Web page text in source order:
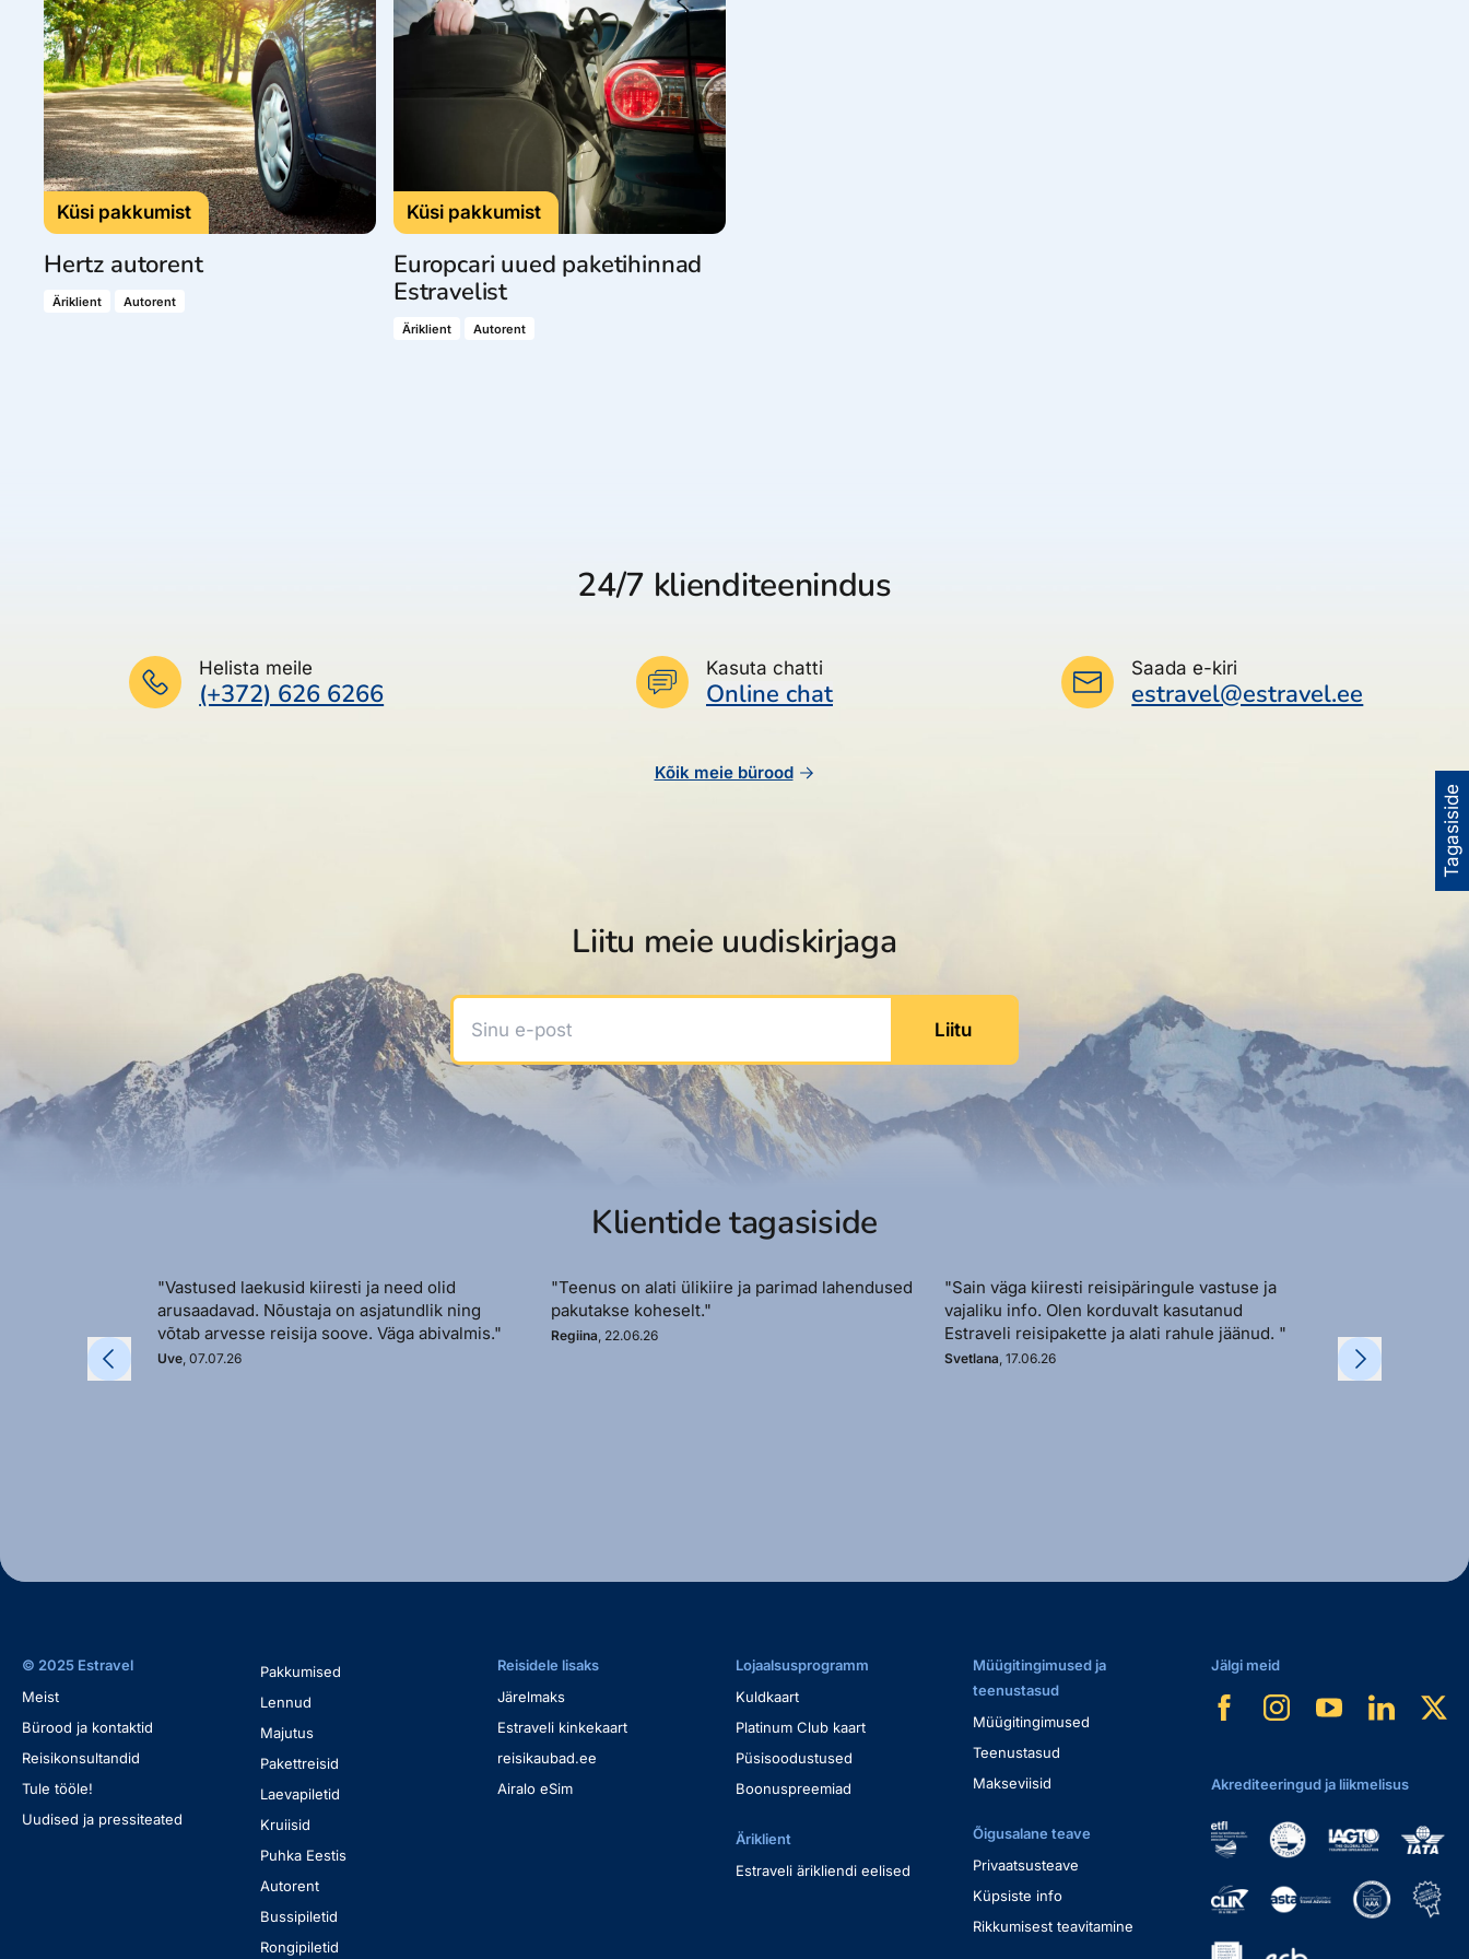
Airalo eSIM
Reisija meelespea
Platinum Club
Püsisoodustused
Boonuspunktid
Ettevõttest, kontaktid, reisikonsultandi teenus, tule tööle, uudised...
Ettevõttest
Kontaktid
Reisikonsultandi teenus
Tule tööle
Uudised
Tagasiside
Küsi pakkumist
Hertz autorent
Äriklient Autorent
Küsi pakkumist
Europcari uued paketihinnad
Estravelist
Äriklient Autorent
24/7 klienditeenindus
Helista meile
(+372) 626 6266
Kasuta chatti
Online chat
Saada e-kiri
estravel@estravel.ee
Kõik meie bürood
Liitu meie uudiskirjaga
Sinu e-post
Liitu
Klientide tagasiside
"Vastused laekusid kiiresti ja need olid
arusaadavad. Nõustaja on asjatundlik ning
võtab arvesse reisija soove. Väga abivalmis."
Uve, 07.07.26
"Teenus on alati ülikiire ja parimad lahendused
pakutakse koheselt."
Regiina, 22.06.26
"Sain väga kiiresti reisipäringule vastuse ja
vajaliku info. Olen korduvalt kasutanud
Estraveli reisipakette ja alati rahule jäänud. "
Svetlana, 17.06.26
soovi korral. "
Kadi, 11.06.26
© 2025 Estravel
Meist
Bürood ja kontaktid
Reisikonsultandid
Tule tööle!
Uudised ja pressiteated
Pakkumised
Lennud
Majutus
Pakettreisid
Laevapiletid
Kruiisid
Puhka Eestis
Autorent
Bussipiletid
Rongipiletid
Reisidele lisaks
Järelmaks
Estraveli kinkekaart
reisikaubad.ee
Airalo eSim
Lojaalsusprogramm
Kuldkaart
Platinum Club kaart
Püsisoodustused
Boonuspreemiad
Äriklient
Estraveli ärikliendi eelised
Müügitingimused ja
teenustasud
Müügitingimused
Teenustasud
Makseviisid
Õigusalane teave
Privaatsusteave
Küpsiste info
Rikkumisest teavitamine
Jälgi meid
Akrediteeringud ja liikmelisus